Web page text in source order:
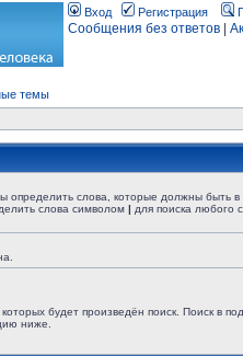
Вход Регистрация
Сообщения без ответов
темы
определить слова, которые должны быть в
слова символом | для поиска любого
будет произведён поиск. Поиск в
ниже.